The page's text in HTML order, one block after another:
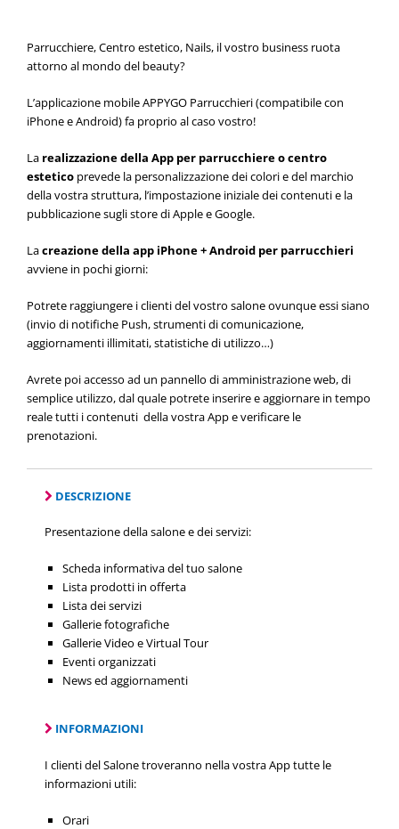
Parrucchiere, Centro estetico, Nails, il vostro business ruota
attorno al mondo del beauty?
L’applicazione mobile APPYGO Parrucchieri (compatibile con
iPhone e Android) fa proprio al caso vostro!
La realizzazione della App per parrucchiere o centro
estetico prevede la personalizzazione dei colori e del marchio
della vostra struttura, l’impostazione iniziale dei contenuti e la
pubblicazione sugli store di Apple e Google.
Lacreazione della app iPhone + Android per parrucchieri
avviene in pochi giorni:
Potrete raggiungere i clienti del vostro salone ovunque essi siano
(invio di notifiche Push, strumenti di comunicazione,
aggiornamenti illimitati, statistiche di utilizzo…)
Avrete poi accesso ad un pannello di amministrazione web, di
semplice utilizzo, dal quale potrete inserire e aggiornare in tempo
reale tutti i contenuti della vostra App e verificare le
prenotazioni.
DESCRIZIONE
Presentazione della salone e dei servizi:
Scheda informativa del tuo salone
Lista prodotti in offerta
Lista dei servizi
Gallerie fotografiche
Gallerie Video e Virtual Tour
Eventi organizzati
News ed aggiornamenti
INFORMAZIONI
I clienti del Salone troveranno nella vostra App tutte le
informazioni utili:
Orari